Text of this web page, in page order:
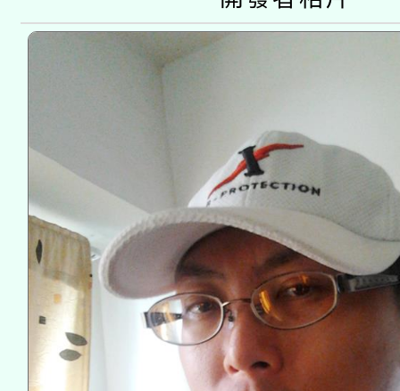
接種之民眾」措施，延
月28日止